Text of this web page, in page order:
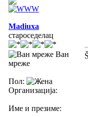
Madiuxa
староседелац
Ван
мреже
Пол:
Организација:
Име и презиме: